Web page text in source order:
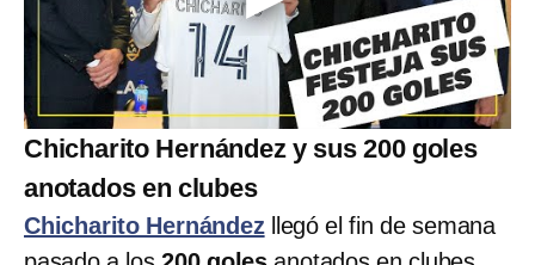
Chicharito Hernández y sus 200 goles
anotados en clubes
Chicharito Hernándezllegó el fin de semana